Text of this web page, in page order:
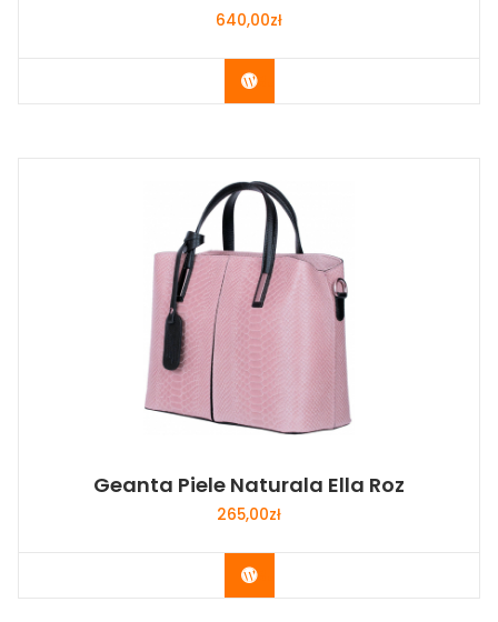
640,00zł
Buy Now
Geanta Piele Naturala Ella Roz
265,00zł
Buy Now